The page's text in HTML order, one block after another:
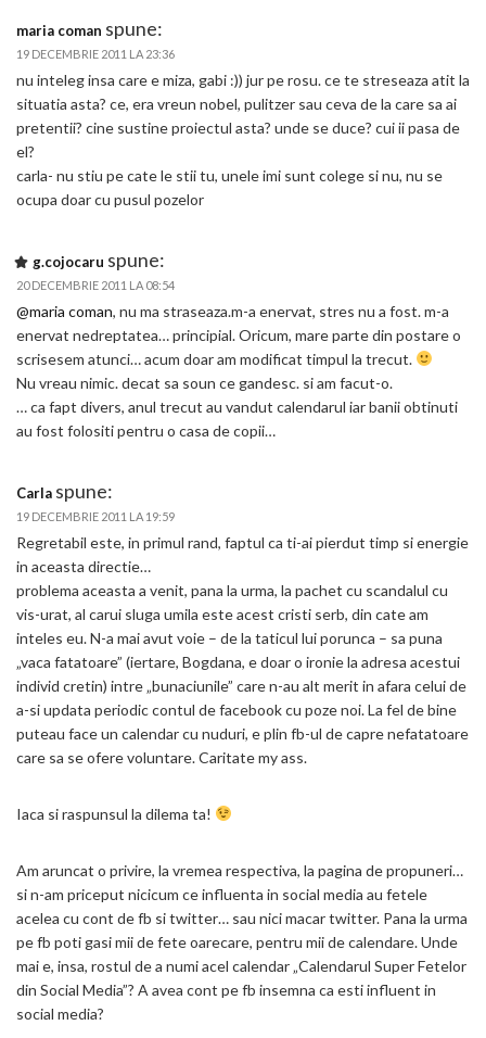
maria coman spune:
19 DECEMBRIE 2011 LA 23:36
nu inteleg insa care e miza, gabi :)) jur pe rosu. ce te streseaza atit la
situatia asta? ce, era vreun nobel, pulitzer sau ceva de la care sa ai
pretentii? cine sustine proiectul asta? unde se duce? cui ii pasa de
el?
carla- nu stiu pe cate le stii tu, unele imi sunt colege si nu, nu se
ocupa doar cu pusul pozelor
g.cojocaru spune:
20 DECEMBRIE 2011 LA 08:54
@maria coman, nu ma straseaza.m-a enervat, stres nu a fost. m-a
enervat nedreptatea… principial. Oricum, mare parte din postare o
scrisesem atunci… acum doar am modificat timpul la trecut.
Nu vreau nimic. decat sa soun ce gandesc. si am facut-o.
… ca fapt divers, anul trecut au vandut calendarul iar banii obtinuti
au fost folositi pentru o casa de copii…
Carla spune:
19 DECEMBRIE 2011 LA 19:59
Regretabil este, in primul rand, faptul ca ti-ai pierdut timp si energie
in aceasta directie…
problema aceasta a venit, pana la urma, la pachet cu scandalul cu
vis-urat, al carui sluga umila este acest cristi serb, din cate am
inteles eu. N-a mai avut voie – de la taticul lui porunca – sa puna
„vaca fatatoare” (iertare, Bogdana, e doar o ironie la adresa acestui
individ cretin) intre „bunaciunile” care n-au alt merit in afara celui de
a-si updata periodic contul de facebook cu poze noi. La fel de bine
puteau face un calendar cu nuduri, e plin fb-ul de capre nefatatoare
care sa se ofere voluntare. Caritate my ass.
Iaca si raspunsul la dilema ta!
Am aruncat o privire, la vremea respectiva, la pagina de propuneri…
si n-am priceput nicicum ce influenta in social media au fetele
acelea cu cont de fb si twitter… sau nici macar twitter. Pana la urma
pe fb poti gasi mii de fete oarecare, pentru mii de calendare. Unde
mai e, insa, rostul de a numi acel calendar „Calendarul Super Fetelor
din Social Media”? A avea cont pe fb insemna ca esti influent in
social media?